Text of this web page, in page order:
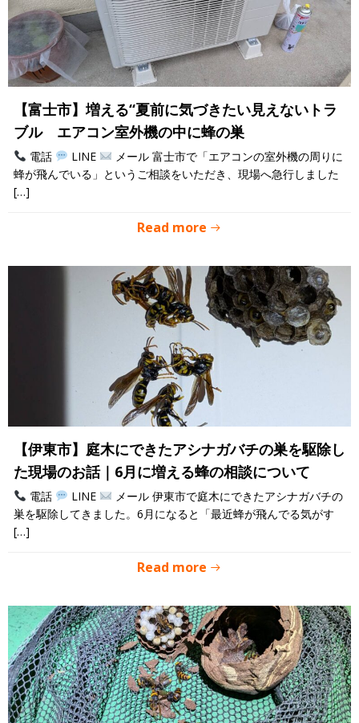
【富士市】増える“夏前に気づきたい見えないトラ
ブル エアコン室外機の中に蜂の巣
電話 LINE
メール 富士市で「エアコンの室外機の周りに
蜂が飛んでいる」というご相談をいただき、現場へ急行しました
[…]
Read more
【伊東市】庭木にできたアシナガバチの巣を駆除し
た現場のお話｜6月に増える蜂の相談について
電話 LINE
メール 伊東市で庭木にできたアシナガバチの
巣を駆除してきました。6月になると「最近蜂が飛んでる気がす
[…]
Read more